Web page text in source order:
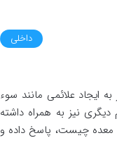
داخلی
علائمی مانند سوء
نیز به همراه داشته
معده چیست، پاسخ داده و